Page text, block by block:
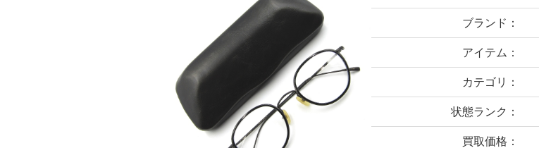
ブランド：
アイテム：
カテゴリ：
状態ランク：
買取価格：